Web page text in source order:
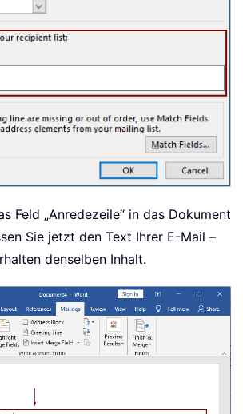
Feld „Anredezeile“ in das Dokument
Sie jetzt den Text Ihrer E-Mail –
denselben Inhalt.